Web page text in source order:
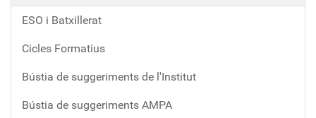
ESO i Batxillerat
Cicles Formatius
Bústia de suggeriments de l'Institut
Bústia de suggeriments AMPA